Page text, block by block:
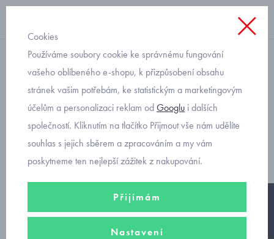
legínky
legínky pro miminka dva
kusy v balení Mayoral 2706-
-30%
Cookies
Používáme soubory cookie ke správnému fungování
vašeho oblíbeného e-shopu, k přizpůsobení obsahu
stránek vašim potřebám, ke statistickým a marketingovým
účelům a personalizaci reklam odGooglu i dalších
společností. Kliknutím na tlačítko Přijmout vše nám udělíte
souhlas s jejich sběrem a zpracováním a my vám
poskytneme ten nejlepší zážitek z nakupování.
Přijímám
Nastavení